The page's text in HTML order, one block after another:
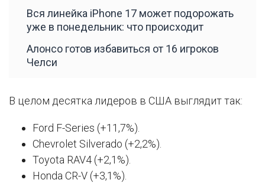
Вся линейка iPhone 17 может подорожать
уже в понедельник: что происходит
Алонсо готов избавиться от 16 игроков
Челси
В целом десятка лидеров в США выглядит так:
Ford F-Series (+11,7%).
Chevrolet Silverado (+2,2%).
Toyota RAV4 (+2,1%).
Honda CR-V (+3,1%).